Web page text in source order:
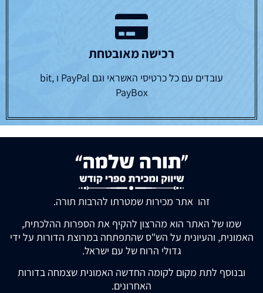
רכישה מאובטחת
עובדים עם כל כרטיסי האשראי וגם PayPal ו bit,
PayBox
זהו אתר מכירות שמטרתו להרבות תורה.
שמו של האתר הוא מהרצון להקיף את הספרות ההלכתית,
האמונית, והעיונית על הש"ס שהתפתחה במרוצת הדורות על ידי
גדולי הרוח של עם ישראל.
ובנוסף לתת מקום לקומה החדשה האמונית שצמחה בדורות
האחרונים.